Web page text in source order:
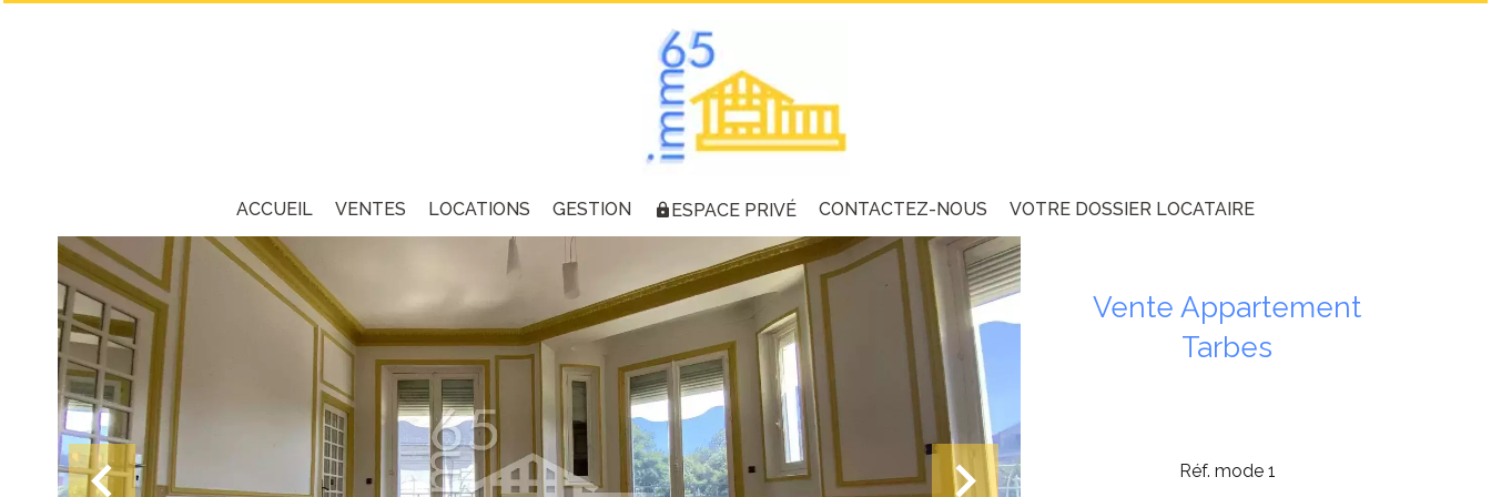
ACCUEIL VENTES LOCATIONS GESTION ESPACE PRIVÉ CONTACTEZ-NOUS VOTRE DOSSIER LOCATAIRE
Vente Appartement
Tarbes
Réf. mode 1